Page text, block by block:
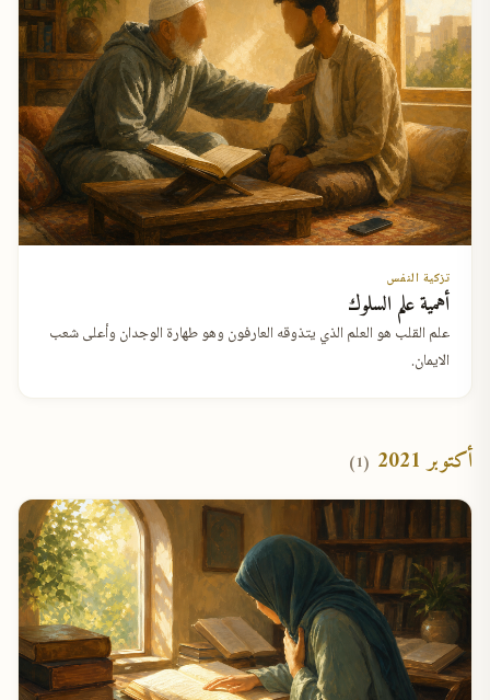
تزكية النفس
أهمية علم السلوك
علم القلب هو العلم الذي يتذوقه العارفون وهو طهارة الوجدان وأعلى شعب
الايمان.
أكتوبر 2021 (1)